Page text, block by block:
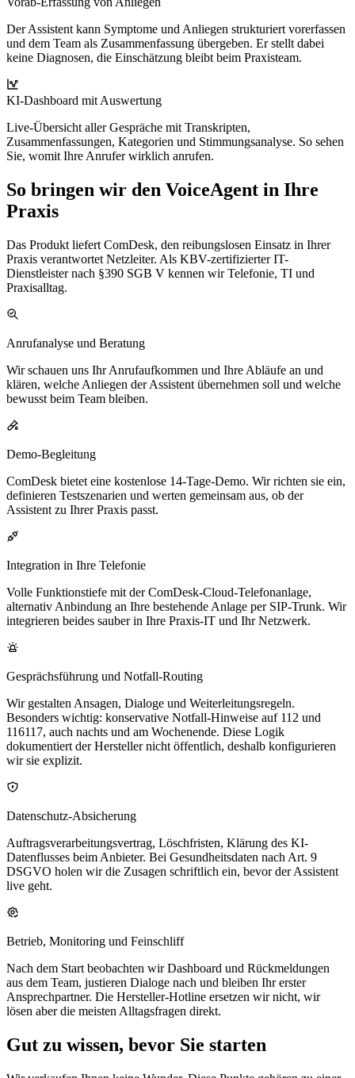
Der Assistent kann Symptome und Anliegen strukturiert vorerfassen
und dem Team als Zusammenfassung übergeben. Er stellt dabei
keine Diagnosen, die Einschätzung bleibt beim Praxisteam.
KI-Dashboard mit Auswertung
Live-Übersicht aller Gespräche mit Transkripten,
Zusammenfassungen, Kategorien und Stimmungsanalyse. So sehen
Sie, womit Ihre Anrufer wirklich anrufen.
So bringen wir den VoiceAgent in Ihre
Praxis
Das Produkt liefert ComDesk, den reibungslosen Einsatz in Ihrer
Praxis verantwortet Netzleiter. Als KBV-zertifizierter IT-
Dienstleister nach §390 SGB V kennen wir Telefonie, TI und
Praxisalltag.
Anrufanalyse und Beratung
Wir schauen uns Ihr Anrufaufkommen und Ihre Abläufe an und
klären, welche Anliegen der Assistent übernehmen soll und welche
bewusst beim Team bleiben.
Demo-Begleitung
ComDesk bietet eine kostenlose 14-Tage-Demo. Wir richten sie ein,
definieren Testszenarien und werten gemeinsam aus, ob der
Assistent zu Ihrer Praxis passt.
Integration in Ihre Telefonie
Volle Funktionstiefe mit der ComDesk-Cloud-Telefonanlage,
alternativ Anbindung an Ihre bestehende Anlage per SIP-Trunk. Wir
integrieren beides sauber in Ihre Praxis-IT und Ihr Netzwerk.
Gesprächsführung und Notfall-Routing
Wir gestalten Ansagen, Dialoge und Weiterleitungsregeln.
Besonders wichtig: konservative Notfall-Hinweise auf 112 und
116117, auch nachts und am Wochenende. Diese Logik
dokumentiert der Hersteller nicht öffentlich, deshalb konfigurieren
wir sie explizit.
Datenschutz-Absicherung
Auftragsverarbeitungsvertrag, Löschfristen, Klärung des KI-
Datenflusses beim Anbieter. Bei Gesundheitsdaten nach Art. 9
DSGVO holen wir die Zusagen schriftlich ein, bevor der Assistent
live geht.
Betrieb, Monitoring und Feinschliff
Nach dem Start beobachten wir Dashboard und Rückmeldungen
aus dem Team, justieren Dialoge nach und bleiben Ihr erster
Ansprechpartner. Die Hersteller-Hotline ersetzen wir nicht, wir
lösen aber die meisten Alltagsfragen direkt.
Gut zu wissen, bevor Sie starten